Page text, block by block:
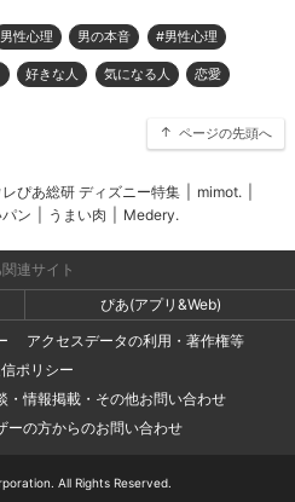
男性心理 男の本音 #男性心理
好きな人 気になる人 恋愛
ページの先頭へ
レぴあ総研 ディズニー特集 mimot.
ン うまい肉 Medery.
連サイト
ぴあ(アプリ&Web)
アクセスデータの利用・著作権等
ポリシー
・情報掲載・その他お問い合わせ
ーの方からのお問い合わせ
All Rights Reserved.